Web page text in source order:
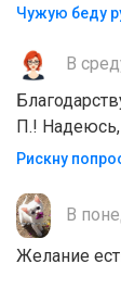
Чужую беду
В
П.! Надеюсь,
Рискну
В
Желание